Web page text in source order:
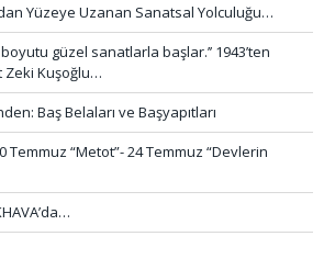
Yüzeye Uzanan Sanatsal Yolculuğu…
güzel sanatlarla başlar.’’ 1943’ten
Zeki Kuşoğlu…
Baş Belaları ve Başyapıtları
Temmuz “Metot”- 24 Temmuz “Devlerin